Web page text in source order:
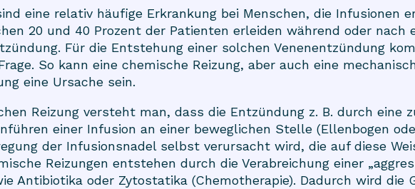
eine relativ häufige Erkrankung bei Menschen, die Infusionen
20 und 40 Prozent der Patienten erleiden während oder nach
Für die Entstehung einer solchen Venenentzündung
So kann eine chemische Reizung, aber auch eine
eine Ursache sein.
Reizung versteht man, dass die Entzündung z. B. durch eine
einer Infusion an einer beweglichen Stelle (Ellenbogen
der Infusionsnadel selbst verursacht wird, die auf diese
Reizungen entstehen durch die Verabreichung einer
Antibiotika oder Zytostatika (Chemotherapie). Dadurch wird die